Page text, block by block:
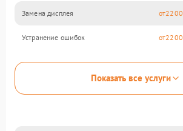
Замена дисплея 2200
Устранение ошибок 2200
Показать все услуги